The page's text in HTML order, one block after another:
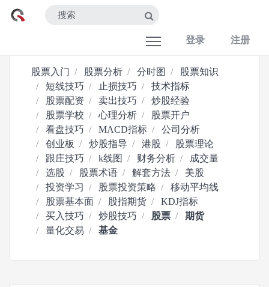
登录 注册
股票入门 股票分析 分时图
股票知识
短线技巧
止损技巧
技术指标
股票配资
卖出技巧
炒股经验
股票学校
心理分析
股票开户
看盘技巧
MACD指标
公司分析
创业板
炒股指导 港股
股票理论
跟庄技巧
k线图 财务分析
成交量
选股
股票术语 解套方法
美股
投资学习
股票投资策略
移动平均线
股票基本面
股指期货
KDJ指标
买入技巧
炒股技巧 股票
期货
量化交易
基金